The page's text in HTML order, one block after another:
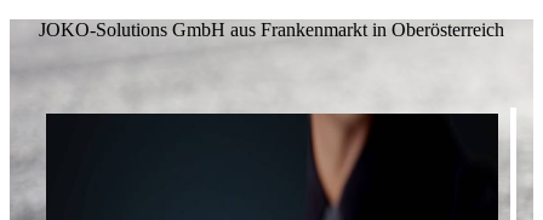
JOKO-Solutions GmbH aus Frankenmarkt in Oberösterreich